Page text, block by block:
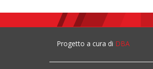
Progetto a cura di DBA